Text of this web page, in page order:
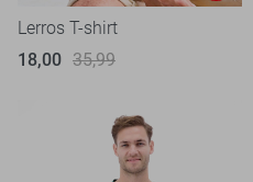
Lerros T-shirt
18,00 35,99